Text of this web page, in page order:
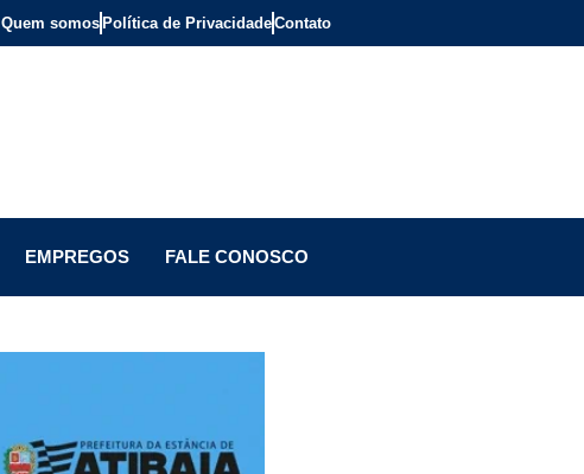
Quem somos Política de PrivacidadeContato
EMPREGOS FALE CONOSCO